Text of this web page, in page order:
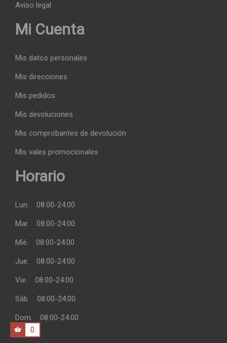
Aviso legal
Mi Cuenta
Mis datos personales
Mis direcciones
Mis pedidos
Mis devoluciones
Mis comprobantes de devolución
Mis vales promocionales
Horario
Lun. 08:00-24:00
Mar. 08:00-24:00
Mié. 08:00-24:00
Jue. 08:00-24:00
Vie. 08:00-24:00
Sáb. 08:00-24:00
Dom. 08:00-24:00
0